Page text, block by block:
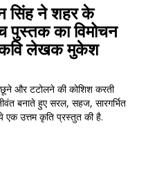
सिंह ने शहर के
पुस्तक का विमोचन
कवि लेखक मुकेश
और टटोलने की कोशिश करती
बनाते हुए सरल, सहज, सारगर्भित
एक उत्तम कृति प्रस्तुत की है.